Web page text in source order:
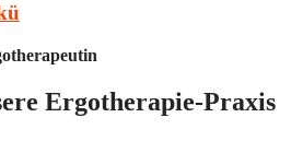
Ergotherapie-Praxis